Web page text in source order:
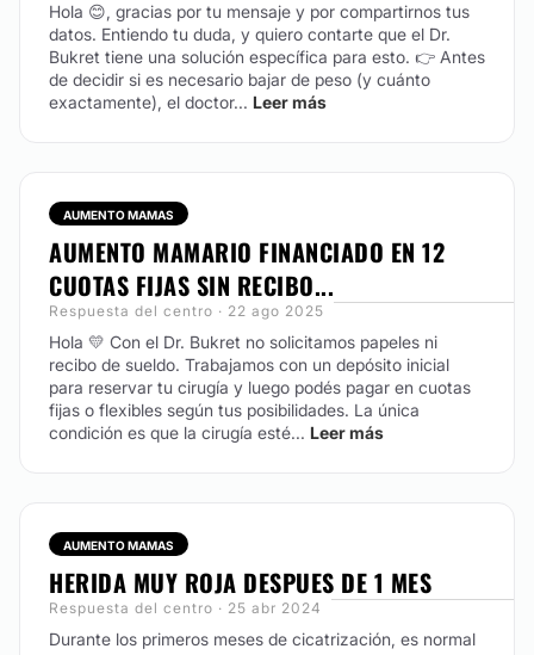
Hola 😊, gracias por tu mensaje y por compartirnos tus
datos. Entiendo tu duda, y quiero contarte que el Dr.
Bukret tiene una solución específica para esto. 👉 Antes
de decidir si es necesario bajar de peso (y cuánto
exactamente), el doctor... Leer más
AUMENTO MAMAS
AUMENTO MAMARIO FINANCIADO EN 12
CUOTAS FIJAS SIN RECIBO...
Respuesta del centro · 22 ago 2025
Hola 💛 Con el Dr. Bukret no solicitamos papeles ni
recibo de sueldo. Trabajamos con un depósito inicial
para reservar tu cirugía y luego podés pagar en cuotas
fijas o flexibles según tus posibilidades. La única
condición es que la cirugía esté... Leer más
AUMENTO MAMAS
HERIDA MUY ROJA DESPUES DE 1 MES
Respuesta del centro · 25 abr 2024
Durante los primeros meses de cicatrización, es normal